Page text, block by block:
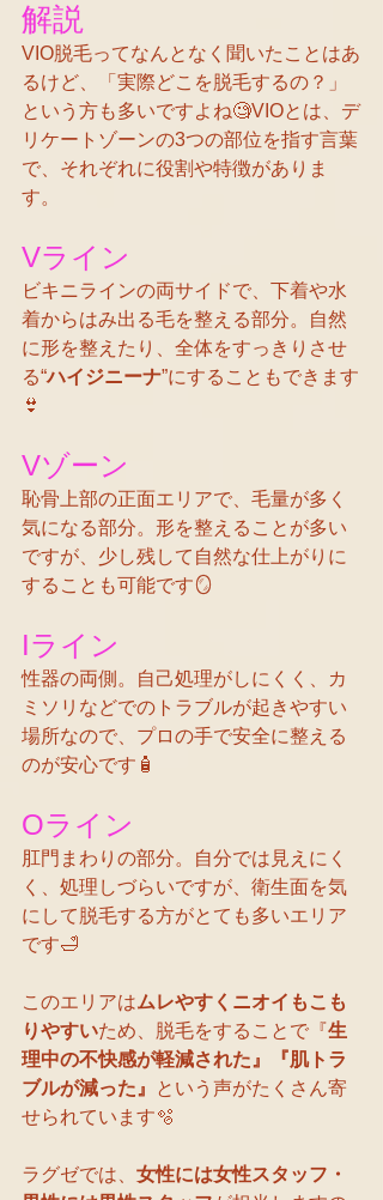
解説
VIO脱毛ってなんとなく聞いたことはあ
るけど、「実際どこを脱毛するの？」
という方も多いですよね🧐VIOとは、デ
リケートゾーンの3つの部位を指す言葉
で、それぞれに役割や特徴がありま
す。
Vライン
ビキニラインの両サイドで、下着や水
着からはみ出る毛を整える部分。自然
に形を整えたり、全体をすっきりさせ
る“ハイジニーナ”にすることもできます
👙
Vゾーン
恥骨上部の正面エリアで、毛量が多く
気になる部分。形を整えることが多い
ですが、少し残して自然な仕上がりに
することも可能です🪞
Iライン
性器の両側。自己処理がしにくく、カ
ミソリなどでのトラブルが起きやすい
場所なので、プロの手で安全に整える
のが安心です🧴
Oライン
肛門まわりの部分。自分では見えにく
く、処理しづらいですが、衛生面を気
にして脱毛する方がとても多いエリア
です🛁
このエリアはムレやすくニオイもこも
りやすいため、脱毛をすることで『生
理中の不快感が軽減された』『肌トラ
ブルが減った』
という声がたくさん寄
せられています🫧
ラグゼでは、 女性には女性スタッフ・